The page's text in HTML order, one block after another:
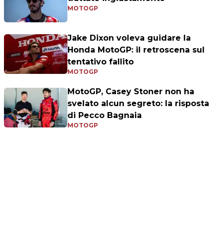
MOTOGP
Jake Dixon voleva guidare la
Honda MotoGP: il retroscena sul
tentativo fallito
MOTOGP
MotoGP, Casey Stoner non ha
svelato alcun segreto: la risposta
di Pecco Bagnaia
MOTOGP